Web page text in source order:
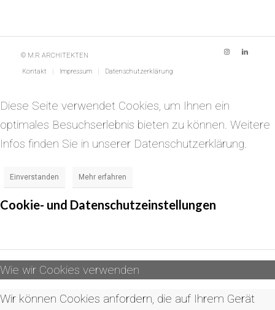
© M.R ARCHITEKTEN
Kontakt
Impressum Datenschutzerklärung
Diese Seite verwendet Cookies, um Ihnen ein
optimales Besuchserlebnis bieten zu können. Weitere
Infos finden Sie in unserer Datenschutzerklärung.
Einverstanden Mehr erfahren
Cookie- und Datenschutzeinstellungen
Wie wir Cookies verwenden
Wir können Cookies anfordern, die auf Ihrem Gerät